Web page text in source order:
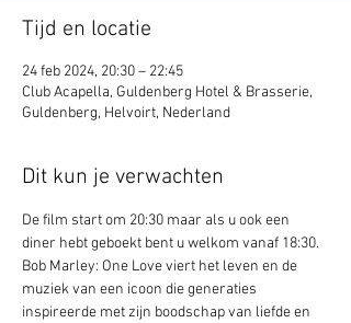
Tijd en locatie
24 feb 2024, 20:30 – 22:45
Club Acapella, Guldenberg Hotel & Brasserie,
Guldenberg, Helvoirt, Nederland
Dit kun je verwachten
De film start om 20:30 maar als u ook een
diner hebt geboekt bent u welkom vanaf 18:30.
Bob Marley: One Love viert het leven en de
muziek van een icoon die generaties
inspireerde met zijn boodschap van liefde en